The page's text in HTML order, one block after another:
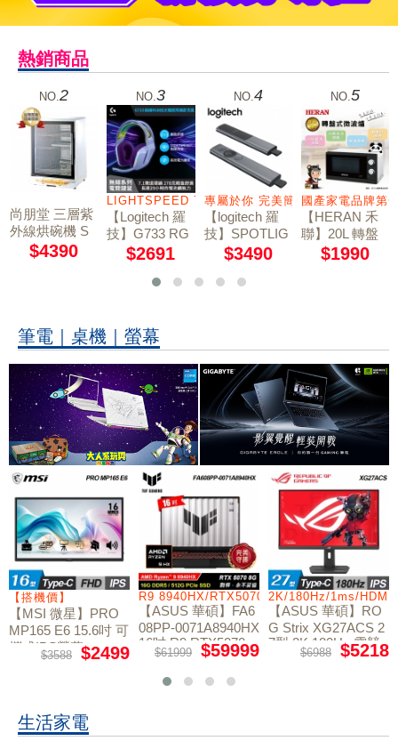
熱銷商品
牙 5.0、USB 連接模式
NO. 2
尚朋堂 三層紫
外線烘碗機 S
D-1566
$4390
NO.3
LIGHTSPEED 7.1 聲道
【Logitech 羅
技】G733 RG
B炫光無線電
$2691
NO. 4
專屬於你 完美簡報
【logitech 羅
技】SPOTLIG
HT簡報器-質
$3490
NO.5
國產家電品牌第
【HERAN 禾
聯】20L 轉盤
式微波爐 20G
$1990
筆電｜桌機｜螢幕
W11
【搭機價】
【MSI 微星】PRO
MP165 E6 15.6吋 可
攜式IPS螢幕
$3588 $2499
R9 8940HX/RTX5070/512GB/16G
【ASUS 華碩】FA6
08PP-0071A8940HX
16吋 R9 RTX5070
電競筆電
$61999 $59999
2K/180Hz/1ms/
【ASUS 華碩】RO
G Strix XG27ACS 2
7型 2K 180Hz 電競
$6988 $5218
生活家電